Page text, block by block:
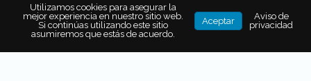
Utilizamos cookies para asegurar la
mejor experiencia en nuestro sitio web.
Si continúas utilizando este sitio
asumiremos que estás de acuerdo.
Aceptar
Aviso de
privacidad